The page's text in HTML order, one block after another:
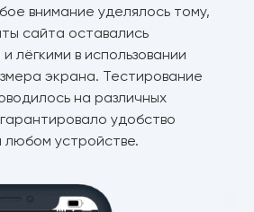
внимание уделялось тому,
сайта оставались
лёгкими в использовании
экрана. Тестирование
на различных
удобство
любом устройстве.